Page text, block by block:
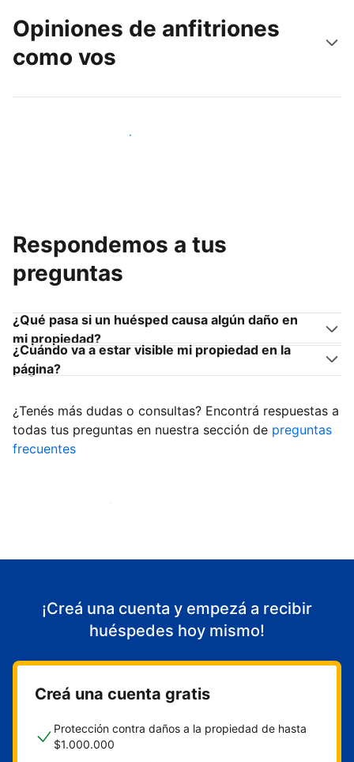
Opiniones de anfitriones
como vos
Unite a otros anfitriones como vos
Respondemos a tus
preguntas
¿Qué pasa si un huésped causa algún daño en
mi propiedad?
¿Cuándo va a estar visible mi propiedad en la
página?
¿Tenés más dudas o consultas? Encontrá respuestas a
todas tus preguntas en nuestra sección de preguntas
frecuentes
Empezá a recibir huéspedes
¡Creá una cuenta y empezá a recibir
huéspedes hoy mismo!
Creá una cuenta gratis
Protección contra daños a la propiedad de hasta
$1.000.000